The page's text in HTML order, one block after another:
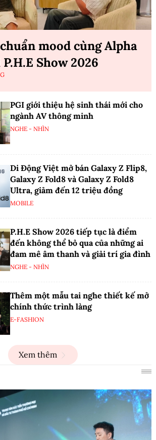
mood cùng Alpha
Show 2026
PGI giới thiệu hệ sinh thái mới cho
ngành AV thông minh
NGHE - NHÌN
Di Động Việt mở bán Galaxy Z Flip8,
Galaxy Z Fold8 và Galaxy Z Fold8
Ultra, giảm đến 12 triệu đồng
MOBILE
P.H.E Show 2026 tiếp tục là điểm
đến không thể bỏ qua của những ai
đam mê âm thanh và giải trí gia đình
NGHE - NHÌN
Thêm một mẫu tai nghe thiết kế mở
chính thức trình làng
E-FASHION
Xem thêm